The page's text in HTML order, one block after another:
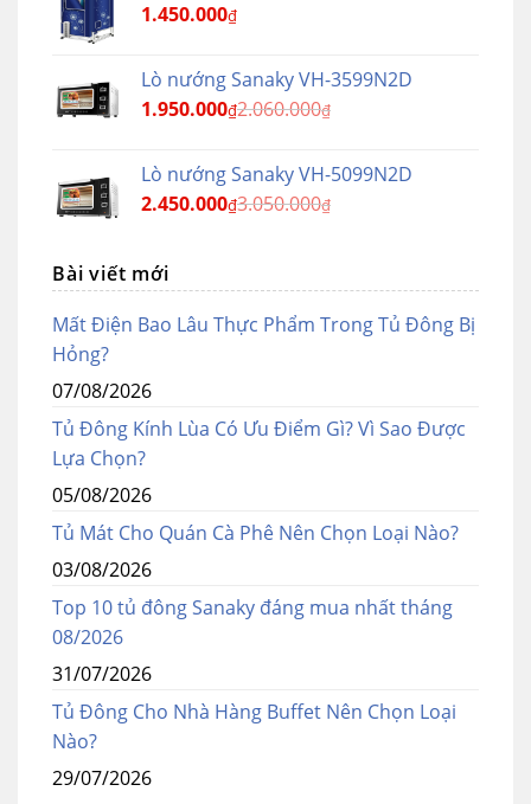
1.450.000₫
Lò nướng Sanaky VH-3599N2D
1.950.000₫2.060.000₫
Lò nướng Sanaky VH-5099N2D
2.450.000₫3.050.000₫
Bài viết mới
Mất Điện Bao Lâu Thực Phẩm Trong Tủ Đông Bị
Hỏng?
07/08/2026
Tủ Đông Kính Lùa Có Ưu Điểm Gì? Vì Sao Được
Lựa Chọn?
05/08/2026
Tủ Mát Cho Quán Cà Phê Nên Chọn Loại Nào?
03/08/2026
Top 10 tủ đông Sanaky đáng mua nhất tháng
08/2026
31/07/2026
Tủ Đông Cho Nhà Hàng Buffet Nên Chọn Loại
Nào?
29/07/2026